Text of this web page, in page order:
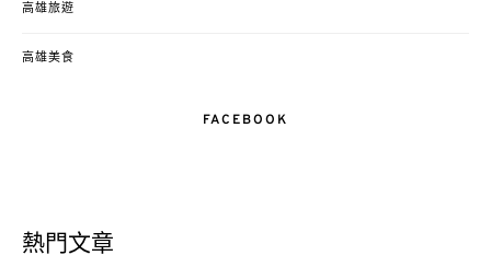
高雄旅遊
高雄美食
FACEBOOK
熱門文章